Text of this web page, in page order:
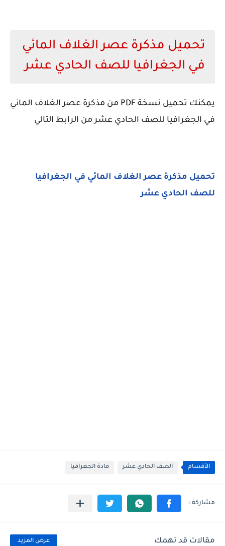
تحميل مذكرة عصر الغلاف المائي
في الجغرافيا للصف الحادي عشر
يمكنك تحميل نسخة PDF من مذكرة عصر الغلاف المائي
في الجغرافيا للصف الحادي عشر من الرابط التالي
تحميل مذكرة عصر الغلاف المائي في الجغرافيا
للصف الحادي عشر
الأقسام الصف الحادي عشر مادة الجغرافيا
مقالات قد تهمك عرض المزيد